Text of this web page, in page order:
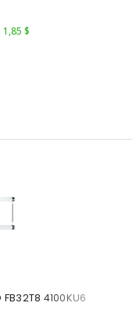
1,85 $
FB32T8 4100KU6